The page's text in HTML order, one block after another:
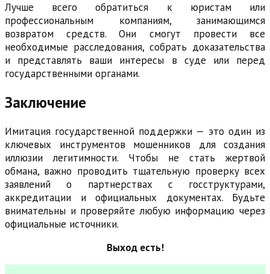
Лучше всего обратиться к юристам или
профессиональным компаниям, занимающимся
возвратом средств. Они смогут провести все
необходимые расследования, собрать доказательства
и представлять ваши интересы в суде или перед
государственными органами.
Заключение
Имитация государственной поддержки — это один из
ключевых инструментов мошенников для создания
иллюзии легитимности. Чтобы не стать жертвой
обмана, важно проводить тщательную проверку всех
заявлений о партнерствах с госструктурами,
аккредитации и официальных документах. Будьте
внимательны и проверяйте любую информацию через
официальные источники.
Выход есть!